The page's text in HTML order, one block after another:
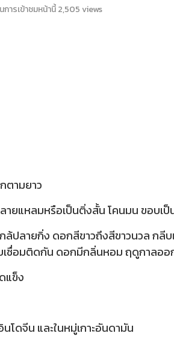
การเข้าชมหน้านี้ 2,505 views
ตามยาว
ายแหลมหรือเป็นติ่งสั้น โคนมน ขอบเ
ล้ปลายกิ่ง ดอกสีขาวถึงสีขาวนวล กลีบ
เชื่อมติดกัน ดอกมีกลิ่นหอม ฤดูกาลอ
แข็ง
โดจีน และในหมู่เกาะอันดามัน